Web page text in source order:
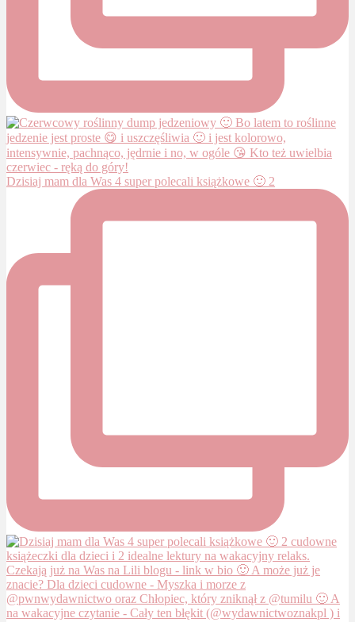
Dzisiaj mam dla Was 4 super polecali książkowe 🙂 2